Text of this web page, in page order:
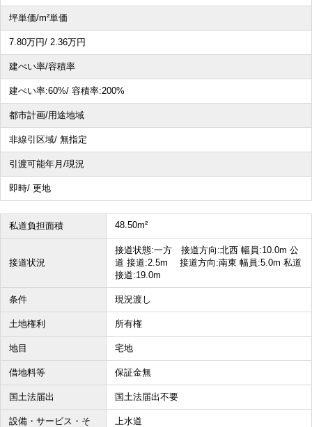
坪単価/m²単価
7.80万円/ 2.36万円
建ぺい率/容積率
建ぺい率:60%/ 容積率:200%
都市計画/用途地域
非線引区域/ 無指定
引渡可能年月/現況
即時/ 更地
私道負担面積 48.50m²
接道状況
接道状態:一方 接道方向:北西 幅員:10.0m 公
道 接道:2.5m 接道方向:南東 幅員:5.0m 私道
接道:19.0m
条件 現況渡し
土地権利 所有権
地目 宅地
借地料等 保証金無
国土法届出 国土法届出不要
設備・サービス・そ
上水道